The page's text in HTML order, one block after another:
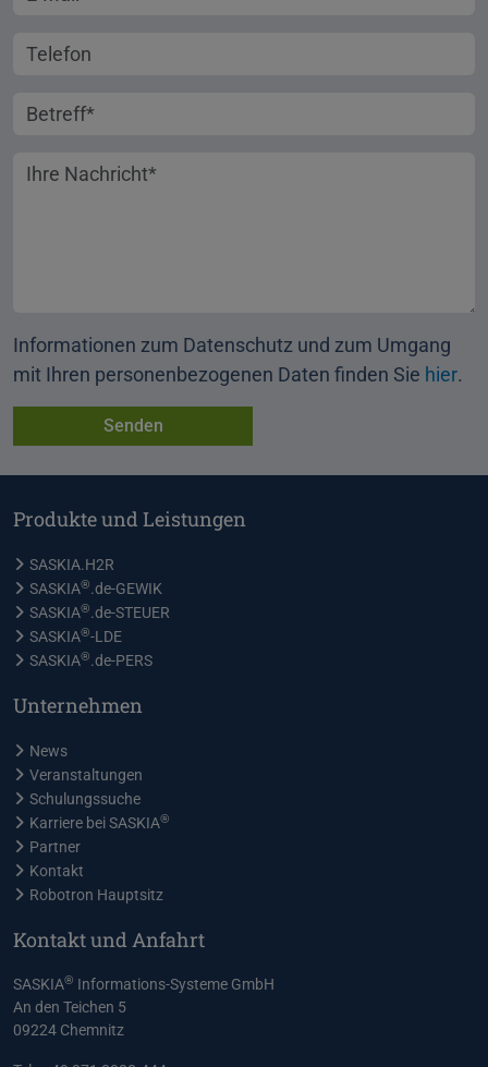
Telefonnummer
Betreff
Ihre Nachricht
Informationen zum Datenschutz und zum Umgang
mit Ihren personenbezogenen Daten finden Sie hier.
Produkte und Leistungen
SASKIA.H2R
SASKIA®.de-GEWIK
SASKIA®.de-STEUER
SASKIA®-LDE
SASKIA®.de-PERS
Unternehmen
News
Veranstaltungen
Schulungssuche
Karriere bei SASKIA®
Partner
Kontakt
Robotron Hauptsitz
Kontakt und Anfahrt
SASKIA® Informations-Systeme GmbH
An den Teichen 5
09224 Chemnitz